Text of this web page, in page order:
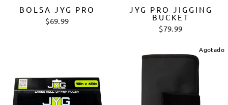
BOLSA JYG PRO
$69.99
JYG PRO JIGGING
BUCKET
$79.99
Agotado